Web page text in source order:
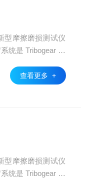
型摩擦磨损测试仪
统是 Tribogear 新
查看更多 +
型摩擦磨损测试仪
统是 Tribogear 新